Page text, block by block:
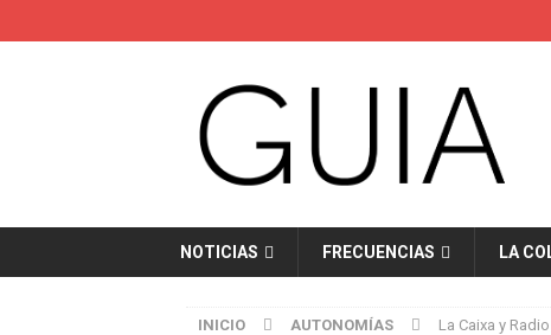
NOTICIAS FRECUENCIAS LA
INICIO AUTONOMÍAS
La Caixa y